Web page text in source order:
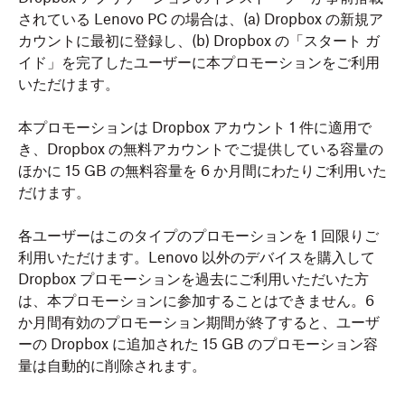
されている Lenovo PC の場合は、(a) Dropbox の新規ア
カウントに最初に登録し、(b) Dropbox の「スタート ガ
イド」を完了したユーザーに本プロモーションをご利用
いただけます。
本プロモーションは Dropbox アカウント 1 件に適用で
き、Dropbox の無料アカウントでご提供している容量の
ほかに 15 GB の無料容量を 6 か月間にわたりご利用いた
だけます。
各ユーザーはこのタイプのプロモーションを 1 回限りご
利用いただけます。Lenovo 以外のデバイスを購入して
Dropbox プロモーションを過去にご利用いただいた方
は、本プロモーションに参加することはできません。6
か月間有効のプロモーション期間が終了すると、ユーザ
ーの Dropbox に追加された 15 GB のプロモーション容
量は自動的に削除されます。